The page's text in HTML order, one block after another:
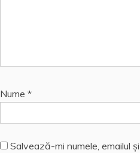
Nume *
Salvează-mi numele, emailul